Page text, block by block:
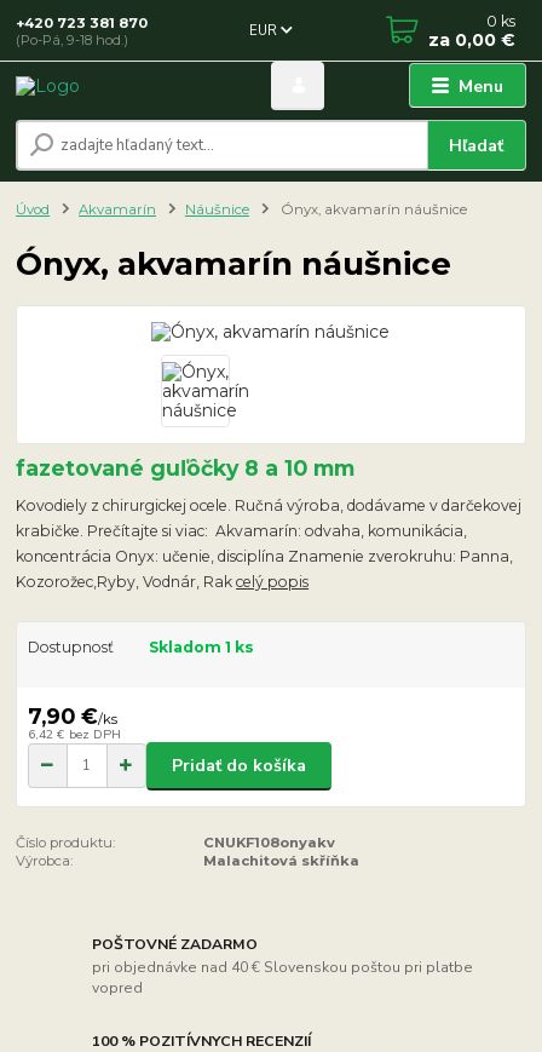
Menu
EUR
Hľadať
+420 723 381 870
(Po-Pá, 9-18 hod.)
0 ks
za 0,00 €
Úvod Akvamarín Náušnice Ónyx, akvamarín náušnice
Ónyx, akvamarín náušnice
fazetované guľôčky 8 a 10 mm
Kovodiely z chirurgickej ocele. Ručná výroba, dodávame v darčekovej
krabičke. Prečítajte si viac: Akvamarín: odvaha, komunikácia,
koncentrácia Onyx: učenie, disciplína Znamenie zverokruhu: Panna,
Kozorožec,Ryby, Vodnár, Rakcelý popis
Dostupnosť Skladom 1 ks
7,90 €/ks
6,42 € bez DPH
Pridať do košíka
Číslo produktu:
CNUKF108onyakv
Výrobca:
Malachitová skříňka
POŠTOVNÉ ZADARMO
pri objednávke nad 40 € Slovenskou poštou pri platbe
vopred
100 % POZITÍVNYCH RECENZIÍ